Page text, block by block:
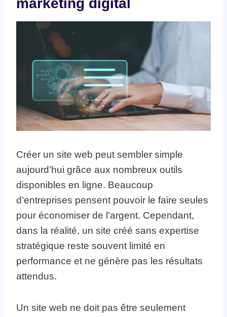
marketing digital
Créer un site web peut sembler simple
aujourd’hui grâce aux nombreux outils
disponibles en ligne. Beaucoup
d’entreprises pensent pouvoir le faire seules
pour économiser de l’argent. Cependant,
dans la réalité, un site créé sans expertise
stratégique reste souvent limité en
performance et ne génère pas les résultats
attendus.
Un site web ne doit pas être seulement